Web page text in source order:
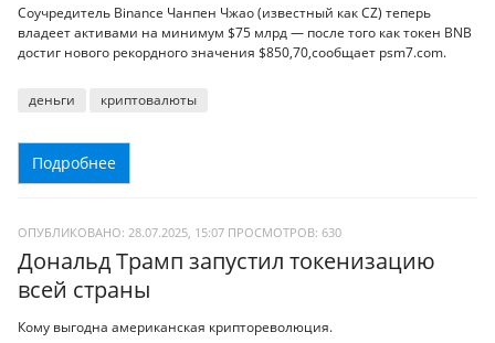
Соучредитель Binance Чанпен Чжао (известный как CZ) теперь
владеет активами на минимум $75 млрд — после того как токен BNB
достиг нового рекордного значения $850,70,сообщает psm7.com.
деньги криптовалюты
Подробнее
ОПУБЛИКОВАНО: 28.07.2025, 15:07 ПРОСМОТРОВ: 630
Дональд Трамп запустил токенизацию
всей страны
Кому выгодна американская криптореволюция.